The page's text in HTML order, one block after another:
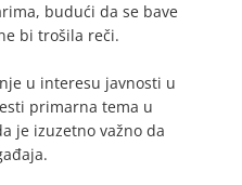
budući da se bave
bi trošila reči.
u interesu javnosti u
primarna tema u
je izuzetno važno da